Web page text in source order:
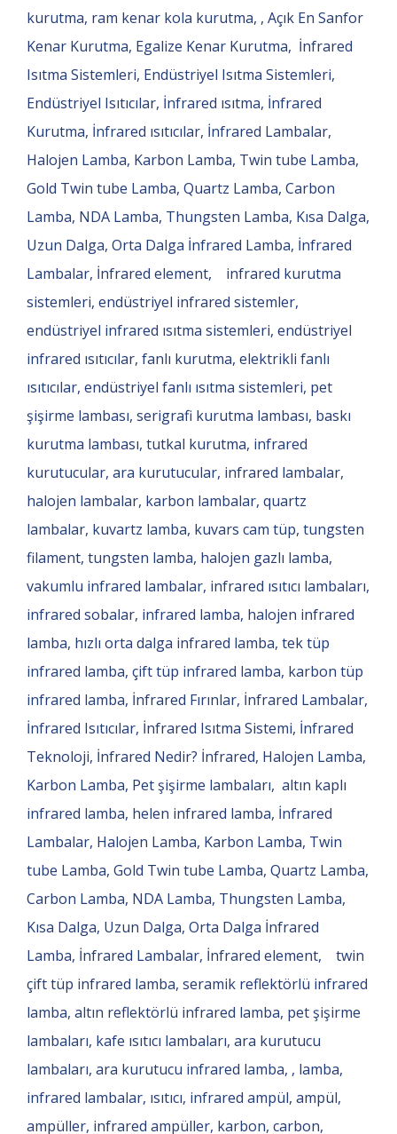
kurutma, ram kenar kola kurutma, , Açık En Sanfor
Kenar Kurutma, Egalize Kenar Kurutma, İnfrared
Isıtma Sistemleri, Endüstriyel Isıtma Sistemleri,
Endüstriyel Isıtıcılar, İnfrared ısıtma, İnfrared
Kurutma, İnfrared ısıtıcılar, İnfrared Lambalar,
Halojen Lamba, Karbon Lamba, Twin tube Lamba,
Gold Twin tube Lamba, Quartz Lamba, Carbon
Lamba, NDA Lamba, Thungsten Lamba, Kısa Dalga,
Uzun Dalga, Orta Dalga İnfrared Lamba, İnfrared
Lambalar, İnfrared element, infrared kurutma
sistemleri, endüstriyel infrared sistemler,
endüstriyel infrared ısıtma sistemleri, endüstriyel
infrared ısıtıcılar, fanlı kurutma, elektrikli fanlı
ısıtıcılar, endüstriyel fanlı ısıtma sistemleri, pet
şişirme lambası, serigrafi kurutma lambası, baskı
kurutma lambası, tutkal kurutma, infrared
kurutucular, ara kurutucular, infrared lambalar,
halojen lambalar, karbon lambalar, quartz
lambalar, kuvartz lamba, kuvars cam tüp, tungsten
filament, tungsten lamba, halojen gazlı lamba,
vakumlu infrared lambalar, infrared ısıtıcı lambaları,
infrared sobalar, infrared lamba, halojen infrared
lamba, hızlı orta dalga infrared lamba, tek tüp
infrared lamba, çift tüp infrared lamba, karbon tüp
infrared lamba, İnfrared Fırınlar, İnfrared Lambalar,
İnfrared Isıtıcılar, İnfrared Isıtma Sistemi, İnfrared
Teknoloji, İnfrared Nedir? İnfrared, Halojen Lamba,
Karbon Lamba, Pet şişirme lambaları, altın kaplı
infrared lamba, helen infrared lamba, İnfrared
Lambalar, Halojen Lamba, Karbon Lamba, Twin
tube Lamba, Gold Twin tube Lamba, Quartz Lamba,
Carbon Lamba, NDA Lamba, Thungsten Lamba,
Kısa Dalga, Uzun Dalga, Orta Dalga İnfrared
Lamba, İnfrared Lambalar, İnfrared element, twin
çift tüp infrared lamba, seramik reflektörlü infrared
lamba, altın reflektörlü infrared lamba, pet şişirme
lambaları, kafe ısıtıcı lambaları, ara kurutucu
lambaları, ara kurutucu infrared lamba, , lamba,
infrared lambalar, ısıtıcı, infrared ampül, ampül,
ampüller, infrared ampüller, karbon, carbon,